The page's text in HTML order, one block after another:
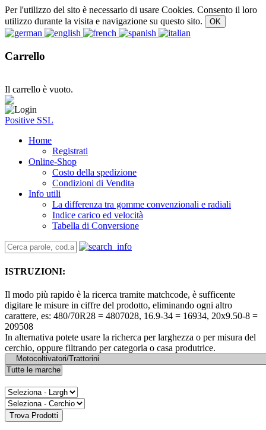
Per l'utilizzo del sito è necessario di usare Cookies. Consento il loro
utilizzo durante la visita e navigazione su questo sito.
Carrello
Il carrello è vuoto.
Positive SSL
Home
Registrati
Online-Shop
Costo della spedizione
Condizioni di Vendita
Info utili
La differenza tra gomme convenzionali e radiali
Indice carico ed velocità
Tabella di Conversione
ISTRUZIONI:
Il modo più rapido è la ricerca tramite matchcode, è sufficente
digitare le misure in ciffre del prodotto, eliminando ogni altro
carattere, es: 480/70R28 = 4807028, 16.9-34 = 16934, 20x9.50-8 =
209508
In alternativa potete usare la richerca per larghezza o per misura del
cerchio, oppure filtrando per categoria o casa produtrice.